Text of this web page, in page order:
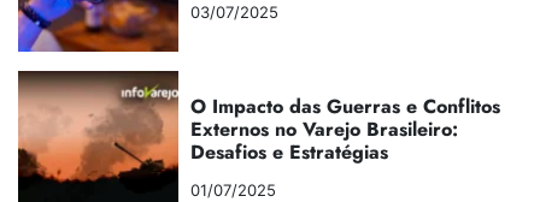
03/07/2025
O Impacto das Guerras e Conflitos
Externos no Varejo Brasileiro:
Desafios e Estratégias
01/07/2025